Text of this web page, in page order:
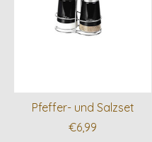
Pfeffer- und Salzset
€6,99